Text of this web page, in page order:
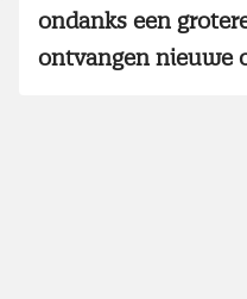
ondanks een
ontvangen nieuwe